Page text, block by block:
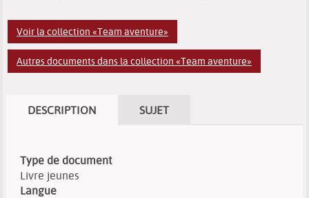
Voir la collection «Team aventure»
Autres documents dans la collection «Team aventure»
DESCRIPTION SUJET
Type de document
Livre jeunes
Langue